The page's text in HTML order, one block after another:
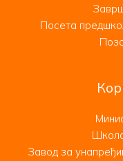
Посета
Завод за